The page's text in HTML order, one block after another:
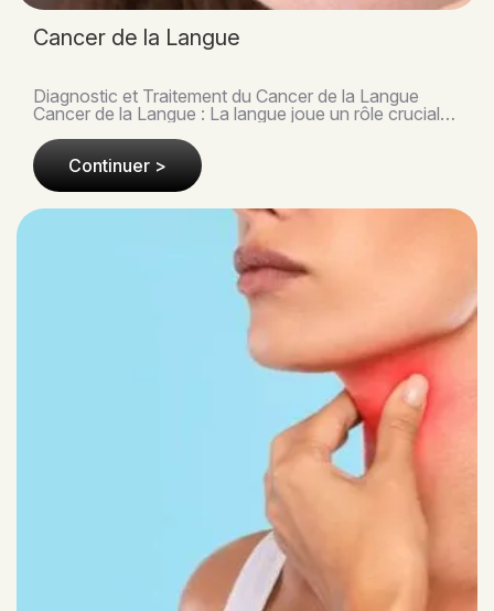
Cancer de la Langue
Diagnostic et Traitement du Cancer de la Langue
Cancer de la Langue : La langue joue un rôle crucial
Continuer >